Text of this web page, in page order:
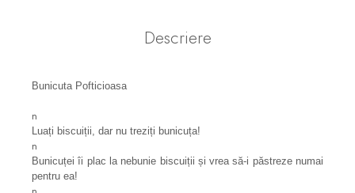
Descriere
Bunicuta Pofticioasa
n
Luați biscuiții, dar nu treziți bunicuța!
n
Bunicuței îi plac la nebunie biscuiții și vrea să-i păstreze numai
pentru ea!